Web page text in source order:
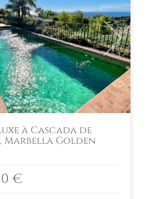
Next
à Cascada de
Marbella Golden
€